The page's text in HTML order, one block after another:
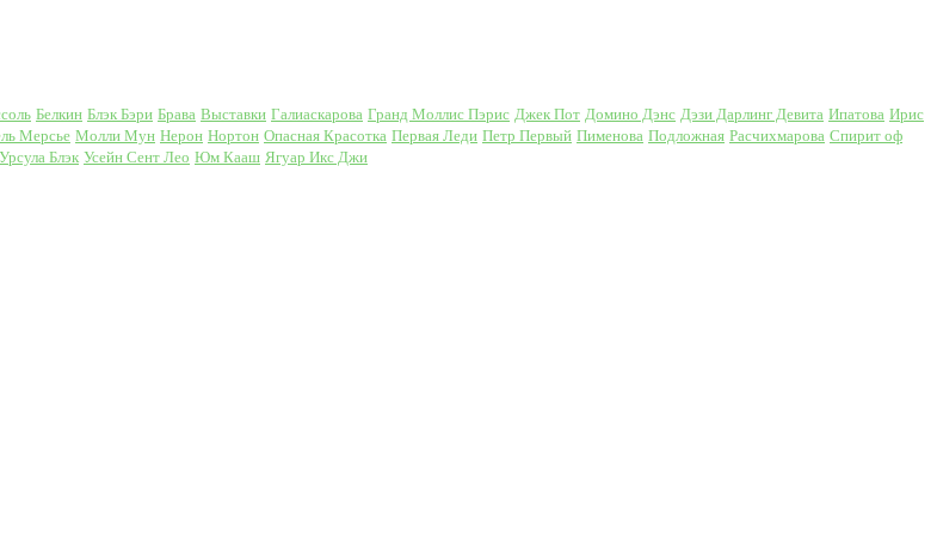
Белкин Блэк Бэри Брава Выставки Галиаскарова Гранд Моллис Пэрис Джек Пот Домино Дэнс Дэзи Дарлинг Девита Ипатова Ирис
Мерсье Молли Мун Нерон Нортон Опасная Красотка Первая Леди Петр Первый Пименова Подложная Расчихмарова Спирит оф
Урсула Блэк Усейн Сент Лео Юм Кааш Ягуар Икс Джи